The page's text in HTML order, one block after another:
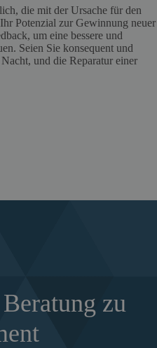
die mit der Ursache für den
Potenzial zur Gewinnung neuer
um eine bessere und
Seien Sie konsequent und
und die Reparatur einer
zu